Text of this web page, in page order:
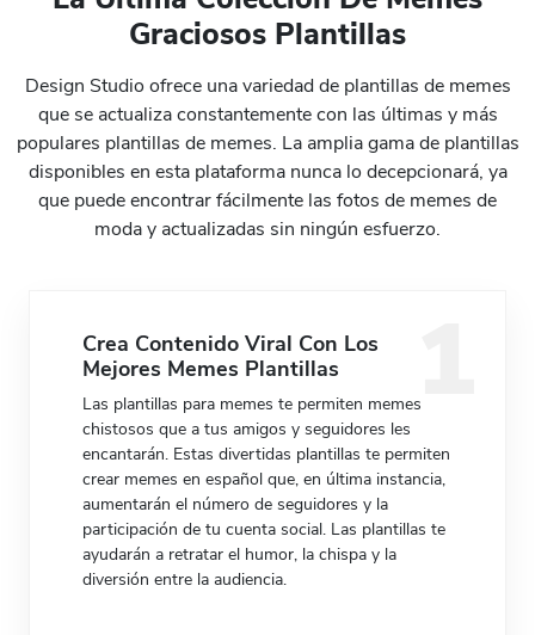
PreviewUse Template Preview
PreviewUse Template PreviewUse
Graciosos Plantillas
Design Studio ofrece una variedad de plantillas de memes
que se actualiza constantemente con las últimas y más
populares plantillas de memes. La amplia gama de plantillas
disponibles en esta plataforma nunca lo decepcionará, ya
que puede encontrar fácilmente las fotos de memes de
moda y actualizadas sin ningún esfuerzo.
Crea Contenido Viral Con Los
Mejores Memes Plantillas
Las plantillas para memes te permiten memes
chistosos que a tus amigos y seguidores les
encantarán. Estas divertidas plantillas te permiten
crear memes en español que, en última instancia,
aumentarán el número de seguidores y la
participación de tu cuenta social. Las plantillas te
ayudarán a retratar el humor, la chispa y la
diversión entre la audiencia.